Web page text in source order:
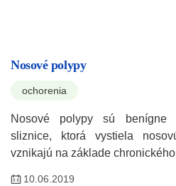
Nosové polypy
ochorenia
Nosové polypy sú benígne
sliznice, ktorá vystiela
vznikajú na základe
10.06.2019